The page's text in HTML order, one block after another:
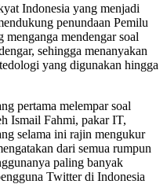
Indonesia yang menjadi
penundaan Pemilu
mendengar soal
sehingga menanyakan
yang digunakan hingga
pertama melempar soal
Ismail Fahmi, pakar IT,
selama ini rajin mengukur
dari semua rumpun
paling banyak
Twitter di Indonesia